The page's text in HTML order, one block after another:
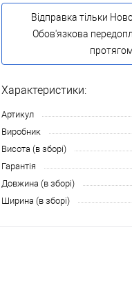
Відправка тільки
Обов'язкова
Характеристики:
Артикул
Виробник
Висота (в зборі)
Гарантія
Довжина (в зборі)
Ширина (в зборі)